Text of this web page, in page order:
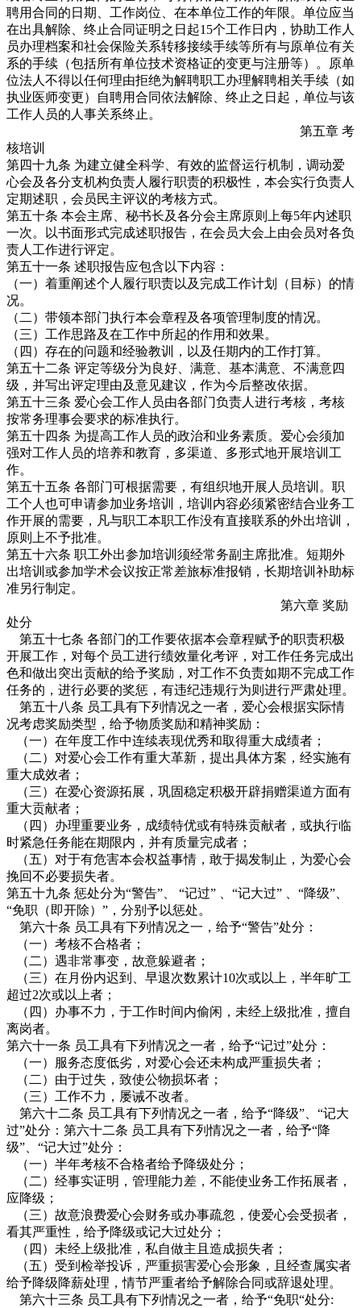
聘用合同的日期、工作岗位、在本单位工作的年限。单位应当
在出具解除、终止合同证明之日起15个工作日内，协助工作人
员办理档案和社会保险关系转移接续手续等所有与原单位有关
系的手续（包括所有单位技术资格证的变更与注册等）。原单
位法人不得以任何理由拒绝为解聘职工办理解聘相关手续（如
执业医师变更）自聘用合同依法解除、终止之日起，单位与该
工作人员的人事关系终止。
第五章 考
核培训
第四十九条 为建立健全科学、有效的监督运行机制，调动爱
心会及各分支机构负责人履行职责的积极性，本会实行负责人
定期述职，会员民主评议的考核方式。
第五十条 本会主席、秘书长及各分会主席原则上每5年内述职
一次。以书面形式完成述职报告，在会员大会上由会员对各负
责人工作进行评定。
第五十一条 述职报告应包含以下内容：
（一）着重阐述个人履行职责以及完成工作计划（目标）的情
况。
（二）带领本部门执行本会章程及各项管理制度的情况。
（三）工作思路及在工作中所起的作用和效果。
（四）存在的问题和经验教训，以及任期内的工作打算。
第五十二条 评定等级分为良好、满意、基本满意、不满意四
级，并写出评定理由及意见建议，作为今后整改依据。
第五十三条 爱心会工作人员由各部门负责人进行考核，考核
按常务理事会要求的标准执行。
第五十四条 为提高工作人员的政治和业务素质。爱心会须加
强对工作人员的培养和教育，多渠道、多形式地开展培训工
作。
第五十五条 各部门可根据需要，有组织地开展人员培训。职
工个人也可申请参加业务培训，培训内容必须紧密结合业务工
作开展的需要，凡与职工本职工作没有直接联系的外出培训，
原则上不予批准。
第五十六条 职工外出参加培训须经常务副主席批准。短期外
出培训或参加学术会议按正常差旅标准报销，长期培训补助标
准另行制定。
第六章 奖励
处分
第五十七条 各部门的工作要依据本会章程赋予的职责积极
开展工作，对每个员工进行绩效量化考评，对工作任务完成出
色和做出突出贡献的给予奖励，对工作不负责如期不完成工作
任务的，进行必要的奖惩，有违纪违规行为则进行严肃处理。
第五十八条 员工具有下列情况之一者，爱心会根据实际情
况考虑奖励类型，给予物质奖励和精神奖励：
（一）在年度工作中连续表现优秀和取得重大成绩者；
（二）对爱心会工作有重大革新，提出具体方案，经实施有
重大成效者；
（三）在爱心资源拓展，巩固稳定积极开辟捐赠渠道方面有
重大贡献者；
（四）办理重要业务，成绩特优或有特殊贡献者，或执行临
时紧急任务能在期限内，并有质量完成者；
（五）对于有危害本会权益事情，敢于揭发制止，为爱心会
挽回不必要损失者。
第五十九条 惩处分为“警告”、 “记过” 、“记大过” 、“降级”、
“免职（即开除）”，分别予以惩处。
第六十条 员工具有下列情况之一，给予“警告”处分：
（一）考核不合格者；
（二）遇非常事变，故意躲避者；
（三）在月份内迟到、早退次数累计10次或以上，半年旷工
超过2次或以上者；
（四）办事不力，于工作时间内偷闲，未经上级批准，擅自
离岗者。
第六十一条 员工具有下列情况之一者，给予“记过”处分：
（一）服务态度低劣，对爱心会还未构成严重损失者；
（二）由于过失，致使公物损坏者；
（三）工作不力，屡诫不改者。
第六十二条 员工具有下列情况之一者，给予“降级”、“记大
过”处分：第六十二条 员工具有下列情况之一者，给予“降
级”、“记大过”处分：
（一）半年考核不合格者给予降级处分；
（二）经事实证明，管理能力差，不能使业务工作拓展者，
应降级；
（三）故意浪费爱心会财务或办事疏忽，使爱心会受损者，
看其严重性，给予降级或记大过处分；
（四）未经上级批准，私自做主且造成损失者；
（五）受到检举投诉，严重损害爱心会形象，且经查属实者
给予降级降薪处理，情节严重者给予解除合同或辞退处理。
第六十三条 员工具有下列情况之一者，给予“免职“处分: